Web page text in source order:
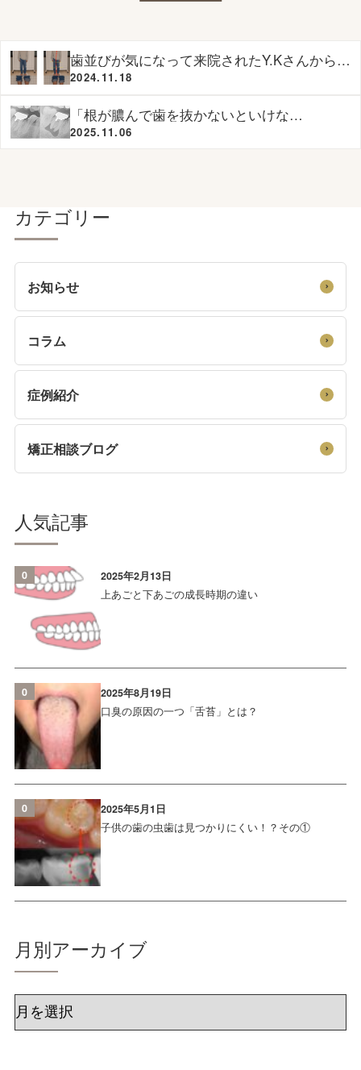
歯並びが気になって来院されたY.Kさんからの
ご相談（兵庫県三木市より）
2024.11.18
「根が膿んで歯を抜かないといけな
い、、、」その歯一度診てもらいませんか？
2025.11.06
カテゴリー
お知らせ
コラム
症例紹介
矯正相談ブログ
人気記事
0
2025年2月13日
上あごと下あごの成長時期の違い
0
2025年8月19日
口臭の原因の一つ「舌苔」とは？
0
2025年5月1日
子供の歯の虫歯は見つかりにくい！？その①
月別アーカイブ
ア
ー